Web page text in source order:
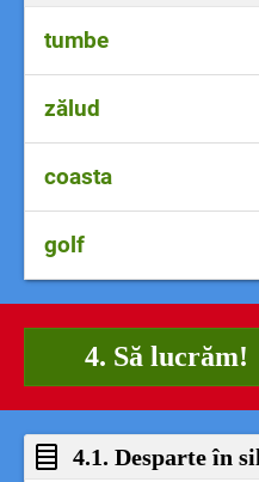
tumbe
rostogolire
zălud
zăpăcit, nepriceput
coasta
mal, țărm (în text)
fiecare dintre oasele-
golf
parte a unui ocean
joc sportiv
4. Să lucrăm!
4.1. Desparte în